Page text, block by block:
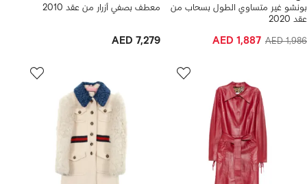
بونشو غير متساوي الطول بسحاب من
عقد 2020
AED 1,986
AED 1,887
معطف بصفي أزرار من عقد 2010
AED 7,279